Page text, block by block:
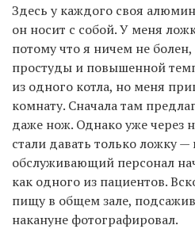
Здесь у каждого своя
он носит с собой. У меня
потому что я ничем не болен,
простуды и повышенной
из одного котла, но меня
комнату. Сначала там
даже нож. Однако уже через
стали давать только ложку
обслуживающий персонал
как одного из пациентов.
пищу в общем зале,
накануне фотографировал.